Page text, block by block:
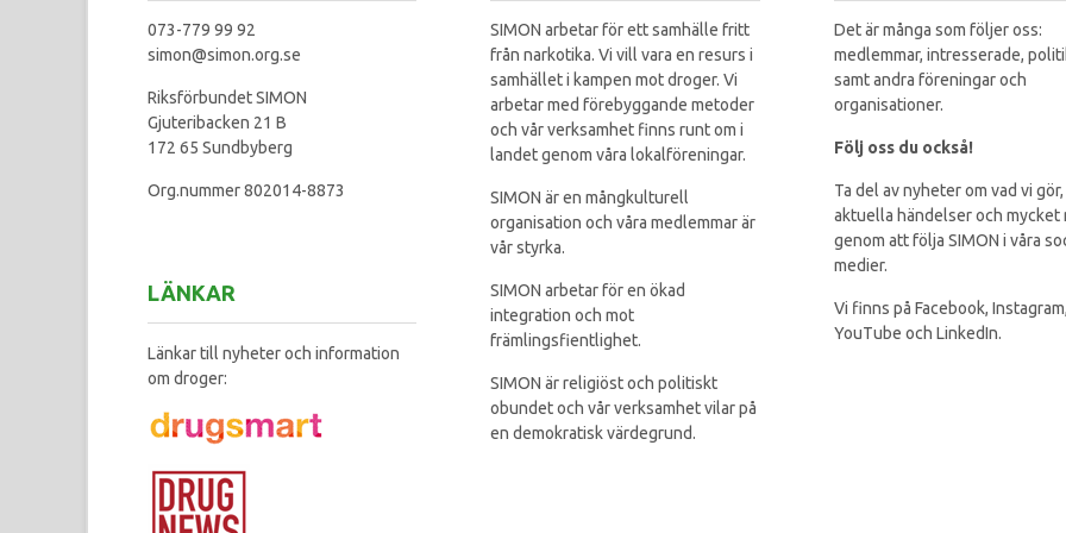
073-779 99 92
simon@simon.org.se
Riksförbundet SIMON
Gjuteribacken 21 B
172 65 Sundbyberg
Org.nummer 802014-8873
LÄNKAR
Länkar till nyheter och information
om droger:
SIMON arbetar för ett samhälle fritt
från narkotika. Vi vill vara en resurs i
samhället i kampen mot droger. Vi
arbetar med förebyggande metoder
och vår verksamhet finns runt om i
landet genom våra lokalföreningar.
SIMON är en mångkulturell
organisation och våra medlemmar är
vår styrka.
SIMON arbetar för en ökad
integration och mot
främlingsfientlighet.
SIMON är religiöst och politiskt
obundet och vår verksamhet vilar på
en demokratisk värdegrund.
Det är många som följer oss:
medlemmar, intresserade,
samt andra föreningar och
organisationer.
Följ oss du också!
Ta del av nyheter om vad vi gör,
aktuella händelser och mycket
genom att följa SIMON i våra
medier.
Vi finns på Facebook, Instagram,
YouTube och LinkedIn.